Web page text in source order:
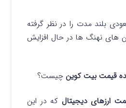
بلند مدت را در نظر گرفته
های نهنگ ها در حال افزایش
قیمت بیت کوین چیست؟
ارزهای دیجیتال که در این